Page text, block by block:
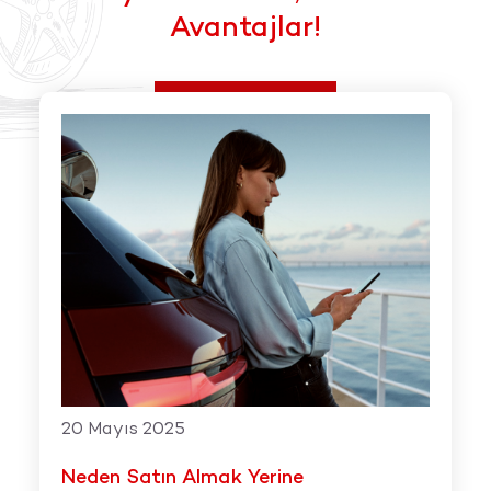
Avantajlar!
20 Mayıs 2025
Neden Satın Almak Yerine